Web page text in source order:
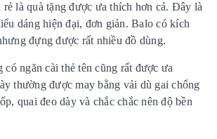
rẻ là quà tặng được ưa thích hơn cả. Đây là
dáng hiện đại, đơn giản. Balo có kích
đựng được rất nhiều đồ dùng.
có ngăn cài thẻ tên cũng rất được ưa
thường được may bằng vải dù gai chống
quai đeo dày và chắc chắc nên độ bền